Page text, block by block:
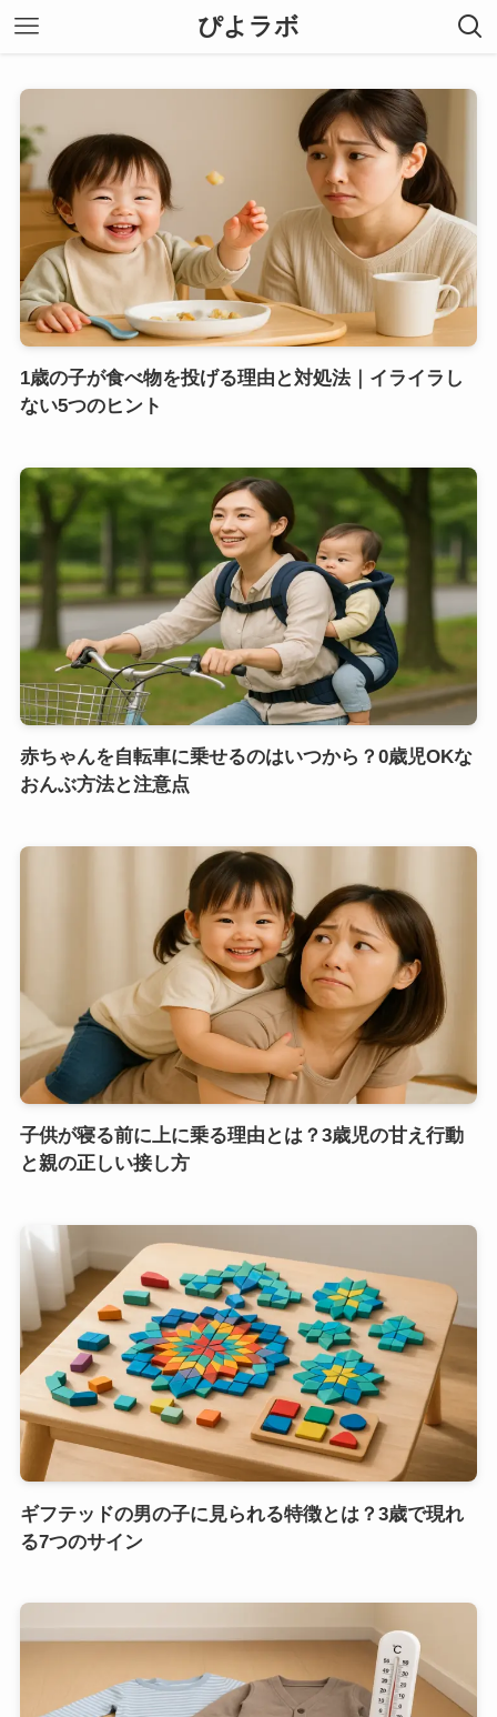
ぴよラボ
1歳の子が食べ物を投げる理由と対処法｜イライラし
ない5つのヒント
赤ちゃんを自転車に乗せるのはいつから？0歳児OKな
おんぶ方法と注意点
子供が寝る前に上に乗る理由とは？3歳児の甘え行動
と親の正しい接し方
ギフテッドの男の子に見られる特徴とは？3歳で現れ
る7つのサイン